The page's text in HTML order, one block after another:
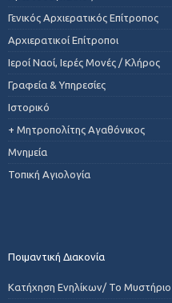
Γενικός Αρχιερατικός Επίτροπος
Αρχιερατικοί Επίτροποι
Ιεροί Ναοί, Ιερές Μονές / Κλήρος
Γραφεία & Υπηρεσίες
Ιστορικό
+ Μητροπολίτης Αγαθόνικος
Μνημεία
Τοπική Αγιολογία
Ποιμαντική Διακονία
Κατήχηση Ενηλίκων/ Το